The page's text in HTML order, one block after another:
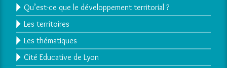
Qu’est-ce que le développement territorial ?
Les territoires
Les thématiques
Cité Educative de Lyon